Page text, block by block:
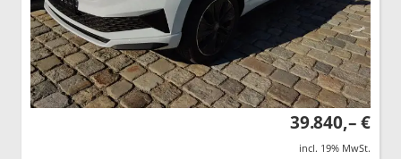
39.840,– €
incl. 19% MwSt.